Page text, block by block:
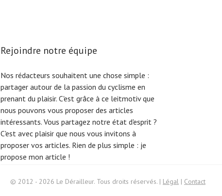
Rejoindre notre équipe
Nos rédacteurs souhaitent une chose simple :
partager autour de la passion du cyclisme en
prenant du plaisir. C'est grâce à ce leitmotiv que
nous pouvons vous proposer des articles
intéressants. Vous partagez notre état d'esprit ?
C'est avec plaisir que nous vous invitons à
proposer vos articles. Rien de plus simple : je
propose mon article !
© 2012 - 2026 Le Dérailleur. Tous droits réservés. | Légal | Contact